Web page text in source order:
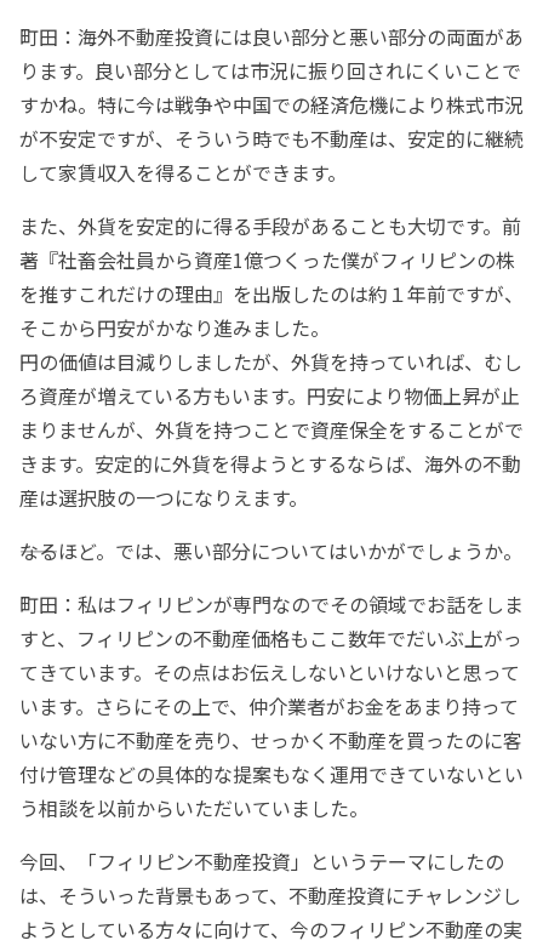
町田：海外不動産投資には良い部分と悪い部分の両面があ
ります。良い部分としては市況に振り回されにくいことで
すかね。特に今は戦争や中国での経済危機により株式市況
が不安定ですが、そういう時でも不動産は、安定的に継続
して家賃収入を得ることができます。
また、外貨を安定的に得る手段があることも大切です。前
著『社畜会社員から資産1億つくった僕がフィリピンの株
を推すこれだけの理由』を出版したのは約１年前ですが、
そこから円安がかなり進みました。
円の価値は目減りしましたが、外貨を持っていれば、むし
ろ資産が増えている方もいます。円安により物価上昇が止
まりませんが、外貨を持つことで資産保全をすることがで
きます。安定的に外貨を得ようとするならば、海外の不動
産は選択肢の一つになりえます。
――なるほど。では、悪い部分についてはいかがでしょうか。
町田：私はフィリピンが専門なのでその領域でお話をしま
すと、フィリピンの不動産価格もここ数年でだいぶ上がっ
てきています。その点はお伝えしないといけないと思って
います。さらにその上で、仲介業者がお金をあまり持って
いない方に不動産を売り、せっかく不動産を買ったのに客
付け管理などの具体的な提案もなく運用できていないとい
う相談を以前からいただいていました。
今回、「フィリピン不動産投資」というテーマにしたの
は、そういった背景もあって、不動産投資にチャレンジし
ようとしている方々に向けて、今のフィリピン不動産の実